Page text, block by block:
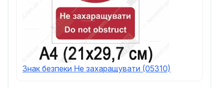
Знак безпеки Не захаращувати (05310)